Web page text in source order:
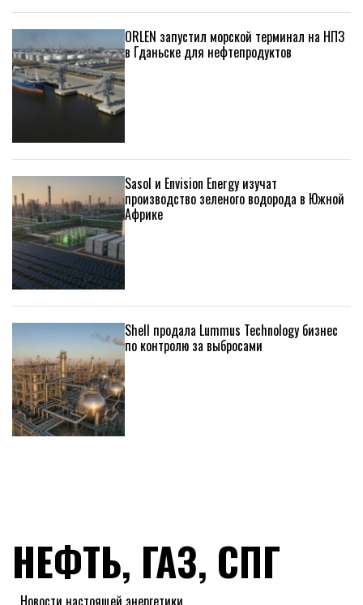
ORLEN запустил морской терминал на НПЗ
в Гданьске для нефтепродуктов
Sasol и Envision Energy изучат
производство зеленого водорода в Южной
Африке
Shell продала Lummus Technology бизнес
по контролю за выбросами
НЕФТЬ, ГАЗ, СПГ
Новости настоящей энергетики